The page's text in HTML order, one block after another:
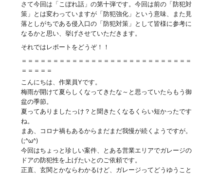
さて今回は「こぼれ話」の第十弾です。今回は前の「防犯対
策」とは変わっていますが「防犯強化」という意味、また見
落としがちである侵入口の「防犯対策」として皆様に参考に
なるかと思い、挙げさせていただきます。
それではレポートをどうぞ！！
＝＝＝＝＝＝＝＝＝＝＝＝＝＝＝＝＝＝＝＝＝＝＝＝＝＝＝
＝＝＝＝＝
こんにちは、作業員Yです。
梅雨が開けて夏らしくなってきたな～と思っていたらもう御
盆の季節。
夏ってありましたっけ？と聞きたくなるくらい短かったです
ね。
まあ、コロナ禍もあるからまだまだ我慢が続くようですが。
(;^ω^)
今回はちょっと珍しい案件、とある営業エリアでガレージの
ドアの防犯性を上げたいとのご依頼です。
正直、玄関とかならわかるけど、ガレージってどうゆうこと